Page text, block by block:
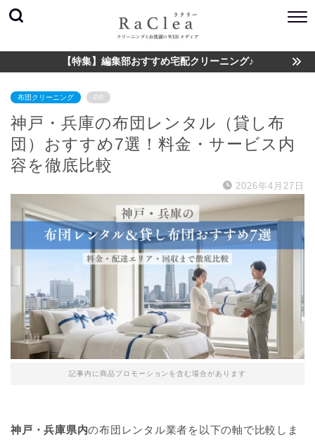
【特集】編集部おすすめ宅配クリーニング♪
布団クリーニング PR
神戸・兵庫の布団レンタル（貸し布
団）おすすめ7選！料金・サービス内
容を徹底比較
2026年4月27日
記事内に商品プロモーションを含む場合があります
神戸・兵庫県内の布団レンタル業者を以下の軸で比較しま